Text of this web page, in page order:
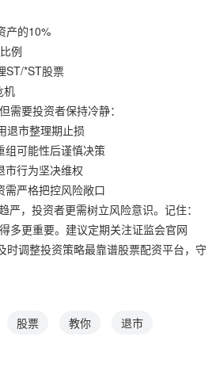
产的10%
例
ST/*ST股票
机
需要投资者保持冷静：
退市整理期止损
组可能性后谨慎决策
市行为坚决维权
需严格把控风险敞口
严，投资者更需树立风险意识。记住：
多更重要。建议定期关注证监会官网
时调整投资策略最靠谱股票配资平台，守
股票 教你 退市